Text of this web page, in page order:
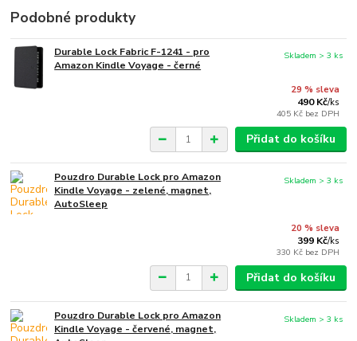
Podobné produkty
Durable Lock Fabric F-1241 - pro
Amazon Kindle Voyage - černé
29 % sleva
490 Kč/ks
405 Kč bez DPH
Skladem > 3 ks
Přidat do košíku
Pouzdro Durable Lock pro Amazon
Kindle Voyage - zelené, magnet,
AutoSleep
20 % sleva
399 Kč/ks
330 Kč bez DPH
Skladem > 3 ks
Přidat do košíku
Pouzdro Durable Lock pro Amazon
Kindle Voyage - červené, magnet,
Skladem > 3 ks